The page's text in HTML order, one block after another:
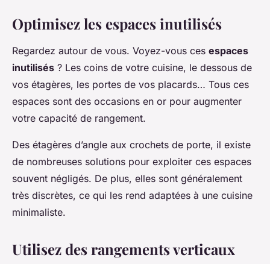
Optimisez les espaces inutilisés
Regardez autour de vous. Voyez-vous ces espaces
inutilisés ? Les coins de votre cuisine, le dessous de
vos étagères, les portes de vos placards… Tous ces
espaces sont des occasions en or pour augmenter
votre capacité de rangement.
Des étagères d’angle aux crochets de porte, il existe
de nombreuses solutions pour exploiter ces espaces
souvent négligés. De plus, elles sont généralement
très discrètes, ce qui les rend adaptées à une cuisine
minimaliste.
Utilisez des rangements verticaux